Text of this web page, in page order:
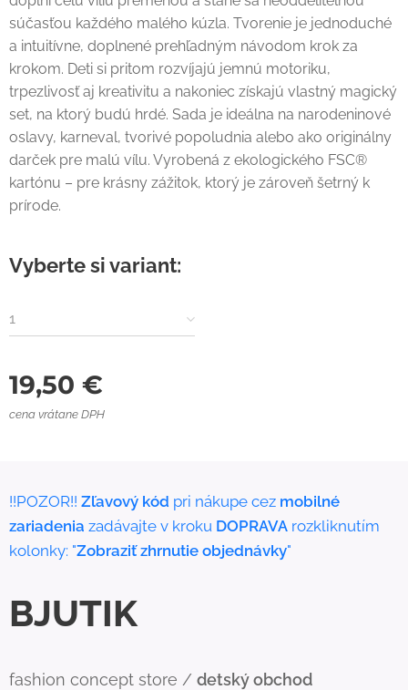
súčasťou každého malého kúzla. Tvorenie je jednoduché
a intuitívne, doplnené prehľadným návodom krok za
krokom. Deti si pritom rozvíjajú jemnú motoriku,
trpezlivosť aj kreativitu a nakoniec získajú vlastný magický
set, na ktorý budú hrdé. Sada je ideálna na narodeninové
oslavy, karneval, tvorivé popoludnia alebo ako originálny
darček pre malú vílu. Vyrobená z ekologického FSC®
kartónu – pre krásny zážitok, ktorý je zároveň šetrný k
prírode.
Vyberte si variant:
1
19,50 €
cena vrátane DPH
!!POZOR!! Zľavový kód pri nákupe cez mobilné
zariadenia zadávajte v kroku DOPRAVA rozkliknutím
kolonky: "Zobraziť zhrnutie objednávky"
BJUTIK
fashion concept store / detský obchod